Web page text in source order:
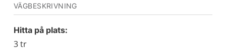
VÄGBESKRIVNING
Hitta på plats:
3 tr